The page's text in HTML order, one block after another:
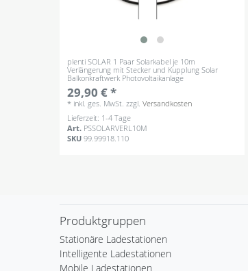
plenti SOLAR 1 Paar Solarkabel je 10m
Verlängerung mit Stecker und Kupplung Solar
Balkonkraftwerk Photovoltaikanlage
29,90 € *
* inkl. ges. MwSt. zzgl.Versandkosten
Lieferzeit: 1-4 Tage
Art. PSSOLARVERL10M
SKU99.99918.110
Produktgruppen
Stationäre Ladestationen
Intelligente Ladestationen
Mobile Ladestationen